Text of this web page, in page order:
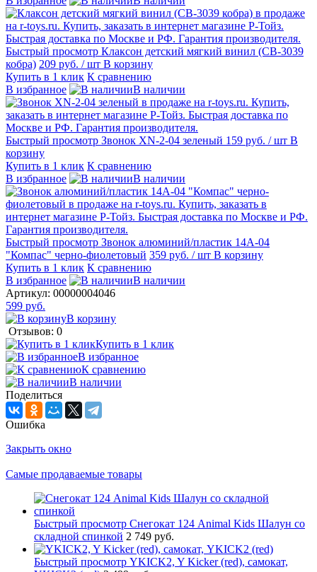
Быстрый просмотр Клаксон детский мягкий винил (СВ-3039
кобра) 209 руб. / шт В корзину
Купить в 1 клик К сравнению
В избранное
В наличии
Быстрый просмотр Звонок XN-2-04 зеленый 159 руб. / шт В
корзину
Купить в 1 клик К сравнению
В избранное
В наличии
Быстрый просмотр Звонок алюминий/пластик 14А-04
"Компас" черно-фиолетовый 359 руб. / шт В корзину
Купить в 1 клик К сравнению
В избранное
В наличии
Артикул: 00000004046
599 руб.
В корзину
Отзывов: 0
Купить в 1 клик
В избранное
К сравнению
В наличии
Поделиться
Ошибка
Закрыть окно
Самые продаваемые товары
Быстрый просмотр Снегокат 124 Animal Kids Шалун со
складной спинкой 2 749 руб.
Быстрый просмотр YKICK2, Y Kicker (red), самокат,